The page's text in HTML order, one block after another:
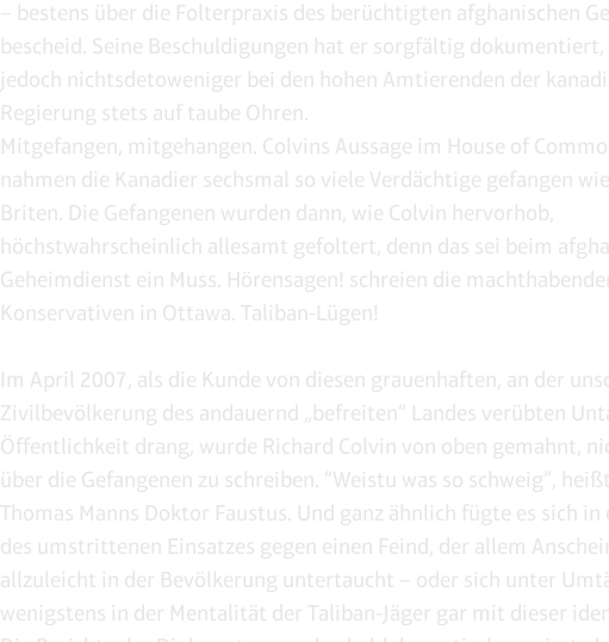
– bestens über die Folterpraxis des berüchtigten afghanischen
bescheid. Seine Beschuldigungen hat er sorgfältig
jedoch nichtsdetoweniger bei den hohen Amtierenden der
Regierung stets auf taube Ohren.
Mitgefangen, mitgehangen. Colvins Aussage im House of
nahmen die Kanadier sechsmal so viele Verdächtige gefangen
Briten. Die Gefangenen wurden dann, wie Colvin hervorhob,
höchstwahrscheinlich allesamt gefoltert, denn das sei beim
Geheimdienst ein Muss. Hörensagen! schreien die
Konservativen in Ottawa. Taliban-Lügen!
Im April 2007, als die Kunde von diesen grauenhaften, an der
Zivilbevölkerung des andauernd „befreiten“ Landes verübten
Öffentlichkeit drang, wurde Richard Colvin von oben gemahnt,
über die Gefangenen zu schreiben. “Weistu was so schweig”,
Thomas Manns Doktor Faustus. Und ganz ähnlich fügte es sich in
des umstrittenen Einsatzes gegen einen Feind, der allem
allzuleicht in der Bevölkerung untertaucht – oder sich unter
wenigstens in der Mentalität der Taliban-Jäger gar mit dieser